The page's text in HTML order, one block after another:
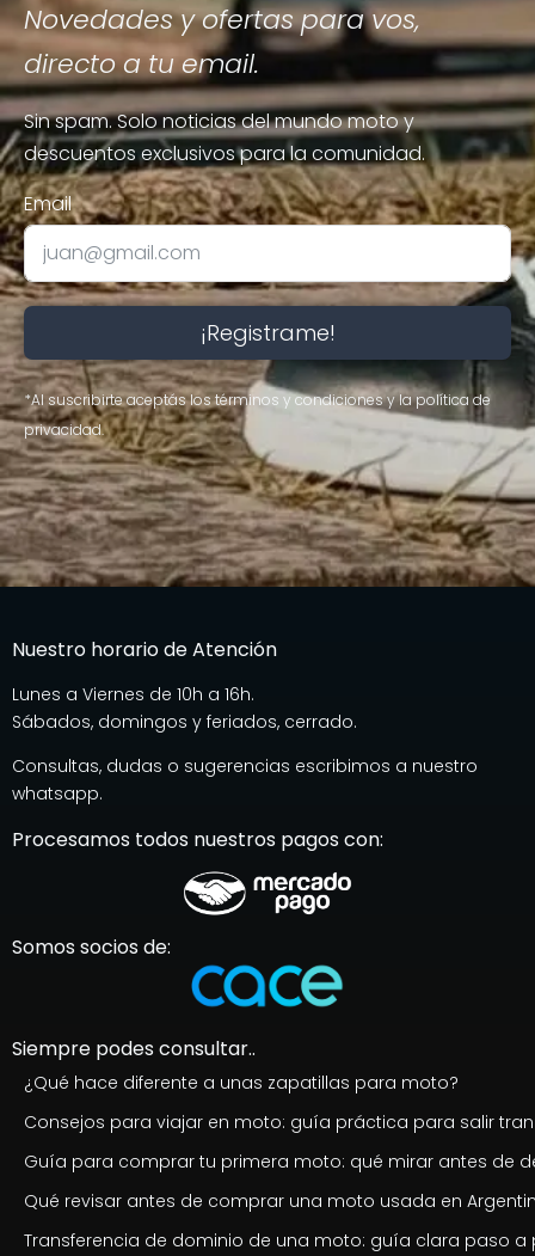
Novedades y ofertas para vos,
directo a tu email.
Sin spam. Solo noticias del mundo moto y
descuentos exclusivos para la comunidad.
Email
¡Registrame!
*Al suscribirte aceptás los términos y condiciones y la política de
privacidad.
Nuestro horario de Atención
Lunes a Viernes de 10h a 16h.
Sábados, domingos y feriados, cerrado.
Consultas, dudas o sugerencias escribimos a nuestro
whatsapp.
Procesamos todos nuestros pagos con:
Somos socios de:
Siempre podes consultar..
¿Qué hace diferente a unas zapatillas para moto?
Consejos para viajar en moto: guía práctica para salir
Guía para comprar tu primera moto: qué mirar antes de
Qué revisar antes de comprar una moto usada en
Transferencia de dominio de una moto: guía clara paso a